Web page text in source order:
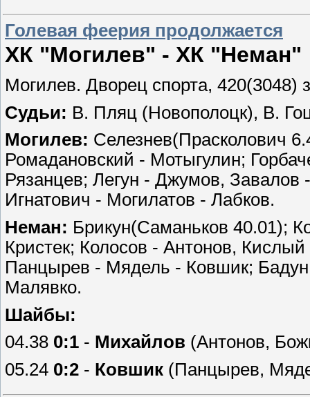
Голевая феерия продолжается
ХК "Могилев" - ХК "Неман"
Могилев. Дворец спорта, 420(3048)
Судьи: В. Пляц (Новополоцк), В.
Могилев: Селезнев(Прасколович
Ромадановский - Мотыгулин;
Рязанцев; Легун - Джумов,
Игнатович - Могилатов - Лабков.
Неман: Брикун(Саманьков 40.01);
Кристек; Колосов - Антонов,
Панцырев - Мядель - Ковшик;
Малявко.
Шайбы:
04.38 0:1 - Михайлов (Антонов,
05.24 0:2 - Ковшик (Панцырев,